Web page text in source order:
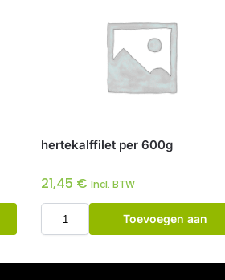
hertekalffilet per 600g
21,45 € Incl. BTW
Toevoegen aan